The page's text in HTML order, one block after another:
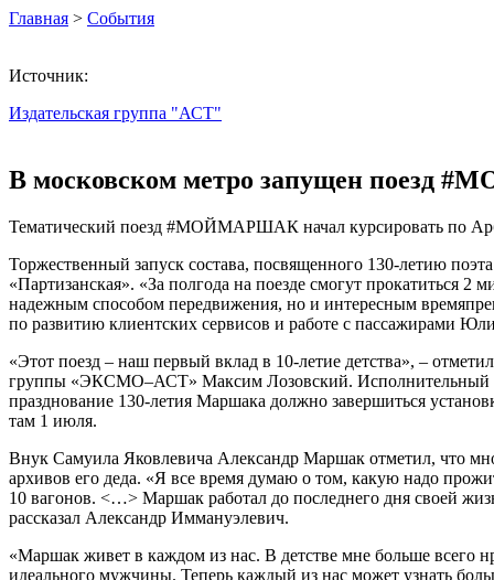
Главная > События
Источник:
Издательская группа "АСТ"
В московском метро запущен поезд
Тематический поезд #МОЙМАРШАК начал курсировать по
Торжественный запуск состава, посвященного 130-летию
«Партизанская». «За полгода на поезде смогут прокатиться
надежным способом передвижения, но и интересным
по развитию клиентских сервисов и работе с пассажирами
«Этот поезд – наш первый вклад в 10-летие детства», –
группы «ЭКСМО–АСТ» Максим Лозовский. Исполнительный
празднование 130-летия Маршака должно завершиться
там 1 июля.
Внук Самуила Яковлевича Александр Маршак отметил, что
архивов его деда. «Я все время думаю о том, какую надо
10 вагонов. <…> Маршак работал до последнего дня своей
рассказал Александр Иммануэлевич.
«Маршак живет в каждом из нас. В детстве мне больше всего
идеального мужчины. Теперь каждый из нас может узнать